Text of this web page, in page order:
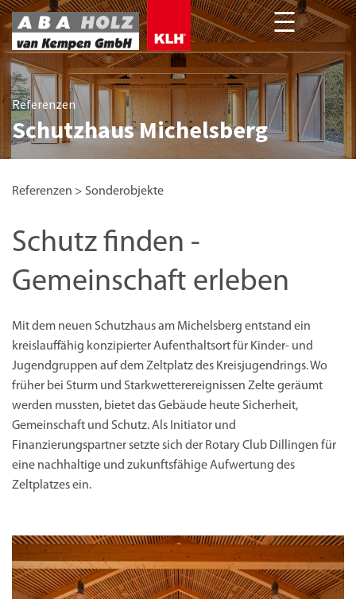
Unsere Projekte deutschlandweit
Referenzen
Referenzen
Schutzhaus Michelsberg
Referenzen > Sonderobjekte
Schutz finden -
Gemeinschaft erleben
Mit dem neuen Schutzhaus am Michelsberg entstand ein
kreislauffähig konzipierter Aufenthaltsort für Kinder- und
Jugendgruppen auf dem Zeltplatz des Kreisjugendrings. Wo
früher bei Sturm und Starkwetterereignissen Zelte geräumt
werden mussten, bietet das Gebäude heute Sicherheit,
Gemeinschaft und Schutz. Als Initiator und
Finanzierungspartner setzte sich der Rotary Club Dillingen für
eine nachhaltige und zukunftsfähige Aufwertung des
Zeltplatzes ein.